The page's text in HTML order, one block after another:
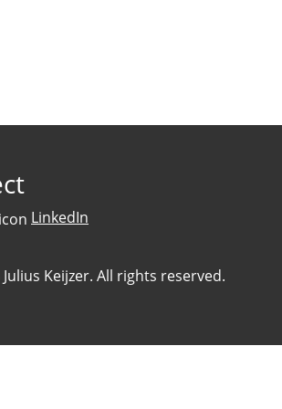
LinkedIn
Keijzer. All rights reserved.